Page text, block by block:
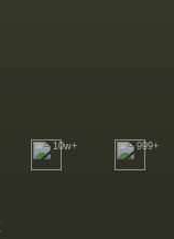
10w+ 999+